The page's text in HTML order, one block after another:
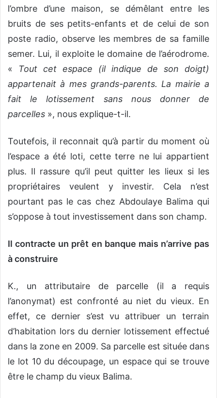
l’ombre d’une maison, se démêlant entre les
bruits de ses petits-enfants et de celui de son
poste radio, observe les membres de sa famille
semer. Lui, il exploite le domaine de l’aérodrome.
« Tout cet espace (il indique de son doigt)
appartenait à mes grands-parents. La mairie a
fait le lotissement sans nous donner de
parcelles », nous explique-t-il.
Toutefois, il reconnait qu’à partir du moment où
l’espace a été loti, cette terre ne lui appartient
plus. Il rassure qu’il peut quitter les lieux si les
propriétaires veulent y investir. Cela n’est
pourtant pas le cas chez Abdoulaye Balima qui
s’oppose à tout investissement dans son champ.
Il contracte un prêt en banque mais n’arrive pas
à construire
K., un attributaire de parcelle (il a requis
l’anonymat) est confronté au niet du vieux. En
effet, ce dernier s’est vu attribuer un terrain
d’habitation lors du dernier lotissement effectué
dans la zone en 2009. Sa parcelle est située dans
le lot 10 du découpage, un espace qui se trouve
être le champ du vieux Balima.